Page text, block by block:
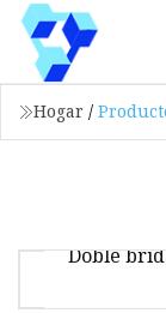
Hogar /
BS 5150/
Doble